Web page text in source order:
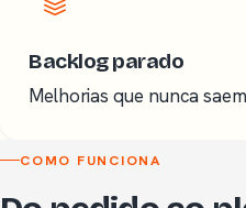
Backlog parado
Melhorias que nunca
COMO FUNCIONA